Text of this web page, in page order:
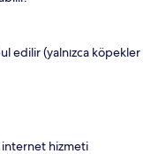
edilir (yalnızca köpekler
internet hizmeti